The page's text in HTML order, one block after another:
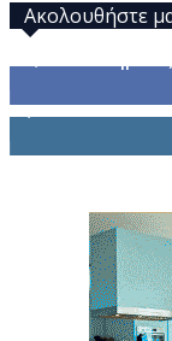
Ακολουθήστε
1,914 Ακόλουθοι